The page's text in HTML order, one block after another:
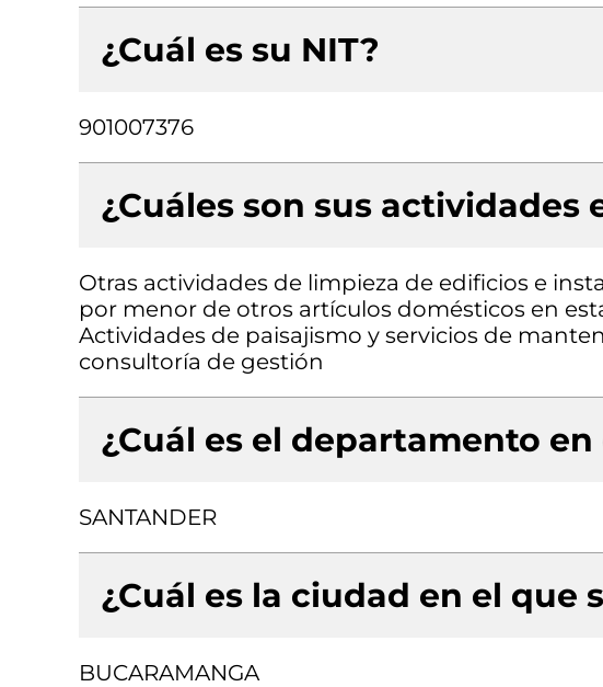
¿Cuál es su NIT?
901007376
¿Cuáles son sus actividades
Otras actividades de limpieza de edificios e
por menor de otros artículos domésticos en
Actividades de paisajismo y servicios de
consultoría de gestión
¿Cuál es el departamento
SANTANDER
¿Cuál es la ciudad en el que
BUCARAMANGA